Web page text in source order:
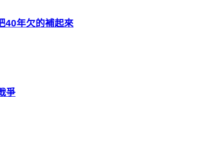
40年欠的補起來
爭